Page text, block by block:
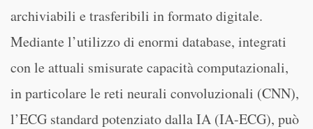
archiviabili e trasferibili in formato digitale.
Mediante l’utilizzo di enormi database, integrati
con le attuali smisurate capacità computazionali,
in particolare le reti neurali convoluzionali (CNN),
l’ECG standard potenziato dalla IA (IA-ECG), può